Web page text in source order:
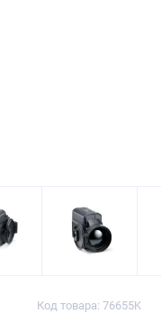
Код товара: 76655K